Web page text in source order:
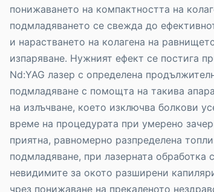
понижаването на компактността на
подмладяването се свежда до
и нарастването на колагена на
изпаряване. Нужният ефект се постига
Nd:YAG лазер с определена
подмладяване с помощта на такива
на излъчване, което изключва болкови
време на процедурата при умерено
приятна, равномерно разпределена
подмладяване, при лазерната
невидимите за окото разширени
чрез понижаване на прекаленото